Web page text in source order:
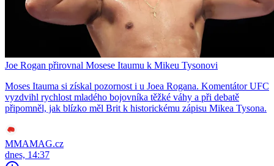
Joe Rogan přirovnal Mosese Itaumu k Mikeu Tysonovi
Moses Itauma si získal pozornost i u Joea Rogana. Komentátor UFC
vyzdvihl rychlost mladého bojovníka těžké váhy a při debatě
připomněl, jak blízko měl Brit k historickému zápisu Mikea Tysona.
MMAMAG.cz
dnes, 14:37